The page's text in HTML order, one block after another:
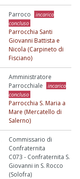
Parroco
incarico
concluso
Parrocchia Santi
Giovanni Battista e
Nicola (Carpineto di
Fisciano)
Amministratore
Parrocchiale
incarico
concluso
Parrocchia S. Maria a
Mare (Mercatello di
Salerno)
Commissario di
Confraternita
C073 - Confraternita S.
Giovanni in S. Rocco
(Solofra)